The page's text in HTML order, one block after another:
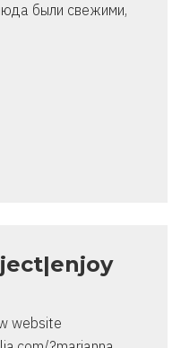
были свежими,
website